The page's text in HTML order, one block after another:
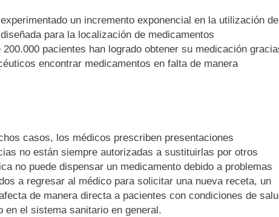
un incremento exponencial en la utilización de
para la localización de medicamentos
pacientes han logrado obtener su medicación
encontrar medicamentos en falta de manera
casos, los médicos prescriben presentaciones
no están siempre autorizadas a sustituirlas por otros
no puede dispensar un medicamento debido a problemas
a regresar al médico para solicitar una nueva receta, un
de manera directa a pacientes con condiciones de
en el sistema sanitario en general.